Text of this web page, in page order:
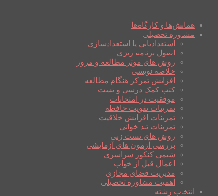
همایش‌ها و کارگاه‌ها
مشاوره تحصیلی
استعدادیابی یا استعدادسازی
اصول برنامه ریزی
روش های موثر مطالعه و مرور
خلاصه نویسی
افزایش تمرکز هنگام مطالعه
کتب کمک درسی و تست
موفقیت در امتحانات
تمرینات تقویت حافظه
تمرینات افزایش خلاقیت
تمرینات تند خوانی
روش های تست زنی
بررسی آزمون های آزمایشی
شیمی کنکور سراسری
اعمال قبل از خواب
مدیریت فضای مجازی
اهمیت مشاوره تحصیلی
انتخاب رشته